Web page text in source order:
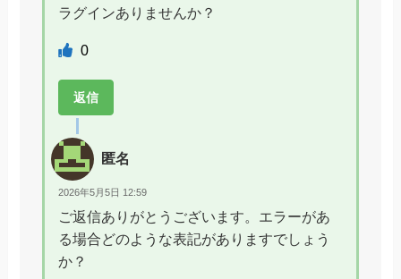
ラグインありませんか？
0
返信
匿名
2026年5月5日 12:59
ご返信ありがとうございます。エラーがあ
る場合どのような表記がありますでしょう
か？